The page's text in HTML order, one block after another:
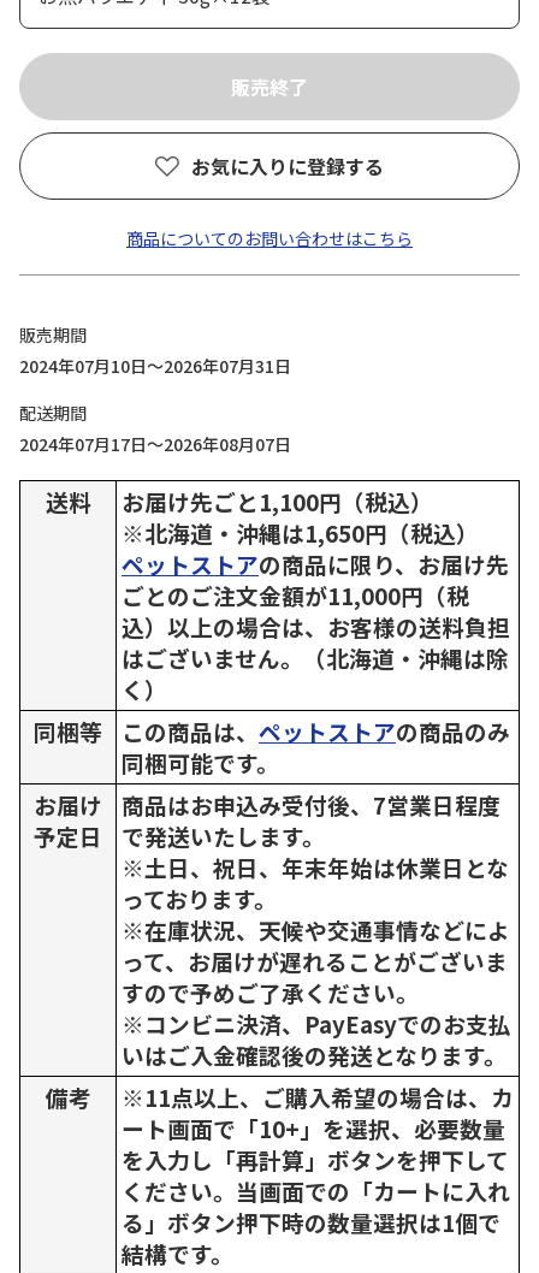
お気に入りに登録する
商品についてのお問い合わせはこちら
販売期間
2024年07月10日～2026年07月31日
配送期間
2024年07月17日～2026年08月07日
送料
お届け先ごと1,100円（税込）
※北海道・沖縄は1,650円（税込）
ペットストアの商品に限り、お届け先
ごとのご注文金額が11,000円（税
込）以上の場合は、お客様の送料負担
はございません。（北海道・沖縄は除
く）
同梱等
この商品は、 ペットストアの商品のみ
同梱可能です。
お届け
予定日
商品はお申込み受付後、7営業日程度
で発送いたします。
※土日、祝日、年末年始は休業日とな
っております。
※在庫状況、天候や交通事情などによ
って、お届けが遅れることがございま
すので予めご了承ください。
※コンビニ決済、PayEasyでのお支払
いはご入金確認後の発送となります。
備考
※11点以上、ご購入希望の場合は、カ
ート画面で「10+」を選択、必要数量
を入力し「再計算」ボタンを押下して
ください。当画面での「カートに入れ
る」ボタン押下時の数量選択は1個で
結構です。